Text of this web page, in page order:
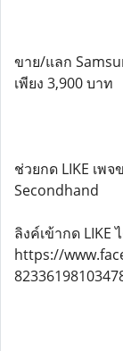
ขาย/แลก
เพียง 3,900 บาท
ช่วยกด LIKE เพ
Secondhand
ลิงค์เข้ากด LIKE
https://